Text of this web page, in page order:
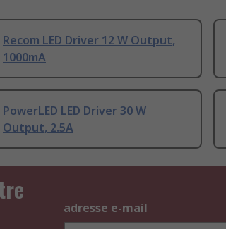
Recom LED Driver 12 W Output,
1000mA
PowerLED LED Driver 30 W
Output, 2.5A
adresse e-mail